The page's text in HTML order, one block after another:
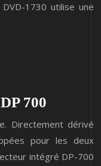
1730 utilise une
700
Directement dérivé
pour les deux
intégré DP-700